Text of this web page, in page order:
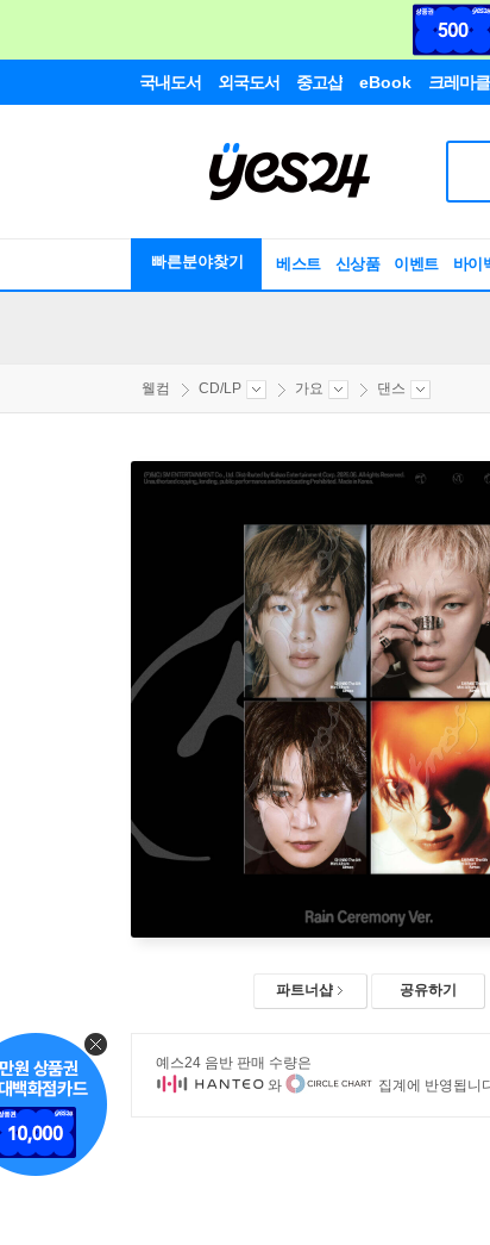
국내도서 외국도서 중고샵 eBook 크레마
빠른분야찾기 베스트 신상품 이벤트 바이
웰컴 CD/LP 가요 댄스
파트너샵 공유하기
예스24 음반 판매 수량은
와
집계에 반영됩니